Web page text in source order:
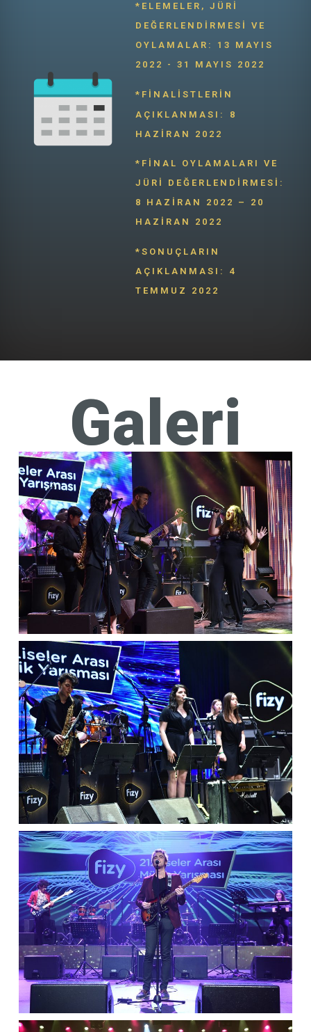
*ELEMELER, JÜRI
DEĞERLENDIRMESI VE
OYLAMALAR: 13 MAYIS
2022 - 31 MAYIS 2022
*FINALISTLERIN
AÇIKLANMASI:
8
HAZİRAN 2022
*FINAL OYLAMALARI VE
JÜRI DEĞERLENDIRMESI:
8 HAZIRAN 2022 – 20
HAZIRAN 2022
*SONUÇLARIN
AÇIKLANMASI: 4
TEMMUZ 2022
Galeri